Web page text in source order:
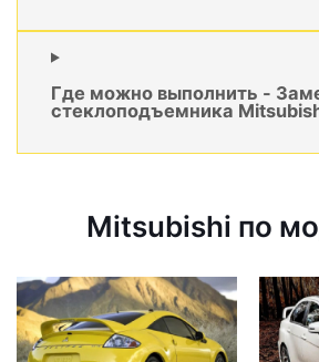
Где можно выполнить -
стеклоподъемника
Mitsubishi по